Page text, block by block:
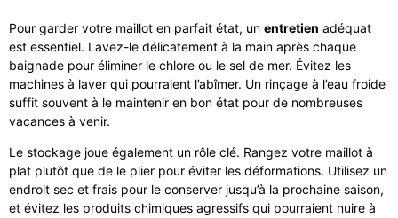
Pour garder votre maillot en parfait état, un entretien adéquat
est essentiel. Lavez-le délicatement à la main après chaque
baignade pour éliminer le chlore ou le sel de mer. Évitez les
machines à laver qui pourraient l’abîmer. Un rinçage à l’eau froide
suffit souvent à le maintenir en bon état pour de nombreuses
vacances à venir.
Le stockage joue également un rôle clé. Rangez votre maillot à
plat plutôt que de le plier pour éviter les déformations. Utilisez un
endroit sec et frais pour le conserver jusqu’à la prochaine saison,
et évitez les produits chimiques agressifs qui pourraient nuire à